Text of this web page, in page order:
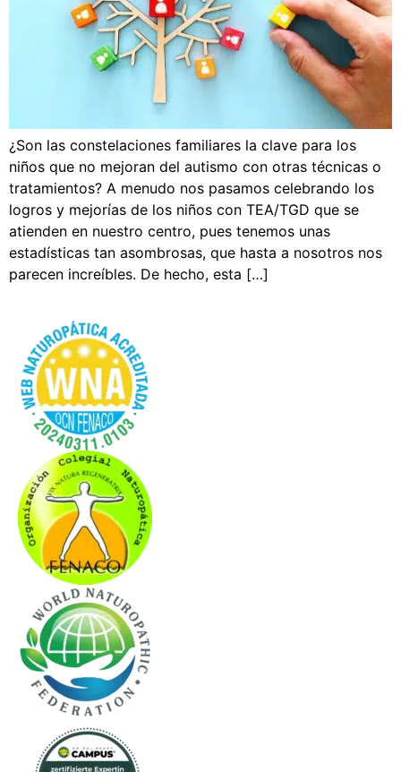
¿Son las constelaciones familiares la clave para los
niños que no mejoran del autismo con otras técnicas o
tratamientos? A menudo nos pasamos celebrando los
logros y mejorías de los niños con TEA/TGD que se
atienden en nuestro centro, pues tenemos unas
estadísticas tan asombrosas, que hasta a nosotros nos
parecen increíbles. De hecho, esta […]